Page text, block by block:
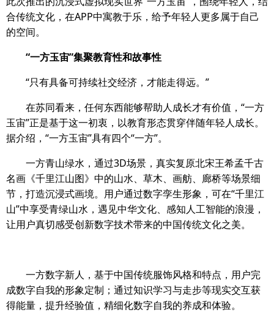
合传统文化，在APP中寓教于乐，给予年轻人更多属于自己
的空间。
“一方玉宙”集聚教育性和故事性
“只有具备可持续社交经济，才能走得远。”
在苏同看来，任何东西能够帮助人成长才有价值，“一方
玉宙”正是基于这一初衷，以教育形态贯穿伴随年轻人成长。
据介绍，“一方玉宙”具有四个“一方”。
一方青山绿水，通过3D场景，真实复原北宋王希孟千古
名画《千里江山图》中的山水、草木、画舫、廊桥等场景细
节，打造沉浸式画境。用户通过数字孪生形象，可在“千里江
山”中享受青绿山水，遇见中华文化、感知人工智能的浪漫，
让用户真切感受创新数字技术带来的中国传统文化之美。
一方数字新人，基于中国传统服饰风格和特点，用户完
成数字自我的形象定制；通过知识学习与走步等现实交互获
得能量，提升经验值，精细化数字自我的养成和体验。